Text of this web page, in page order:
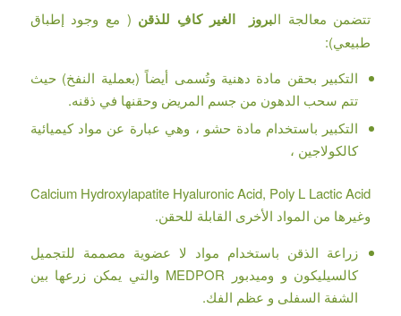
تتضمن معالجة البروز الغير كافِ للذقن ( مع وجود إطباق
طبيعي):
التكبير بحقن مادة دهنية وتُسمى أيضاً (بعملية النفخ) حيث
تتم سحب الدهون من جسم المريض وحقنها في ذقنه.
التكبير باستخدام مادة حشو ، وهي عبارة عن مواد كيميائية
كالكولاجين ،
Calcium Hydroxylapatite Hyaluronic Acid, Poly L Lactic Acid
وغيرها من المواد الأخرى القابلة للحقن.
زراعة الذقن باستخدام مواد لا عضوية مصممة للتجميل
كالسيليكون و وميدبور MEDPOR والتي يمكن زرعها بين
الشفة السفلى و عظم الفك.